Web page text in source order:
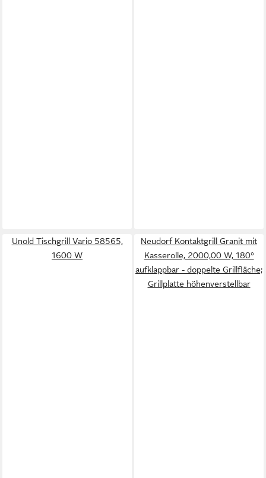
Unold Tischgrill Vario 58565,
1600 W
Neudorf Kontaktgrill Granit mit
Kasserolle, 2000,00 W, 180°
aufklappbar - doppelte Grillfläche;
Grillplatte höhenverstellbar